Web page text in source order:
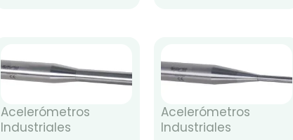
Acelerómetros
Industriales
Acelerómetros
Industriales